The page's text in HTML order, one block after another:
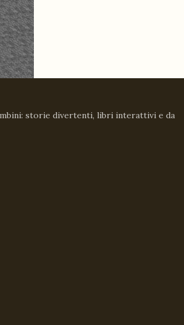
storie divertenti, libri interattivi e da